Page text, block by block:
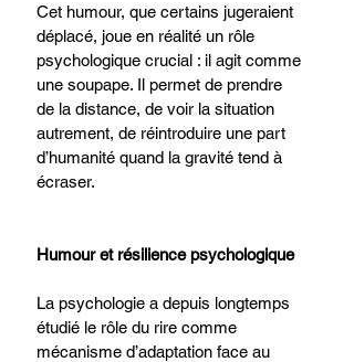
Cet humour, que certains jugeraient
déplacé, joue en réalité un rôle
psychologique crucial : il agit comme
une soupape. Il permet de prendre
de la distance, de voir la situation
autrement, de réintroduire une part
d’humanité quand la gravité tend à
écraser.
Humour et résilience psychologique
La psychologie a depuis longtemps
étudié le rôle du rire comme
mécanisme d’adaptation face au